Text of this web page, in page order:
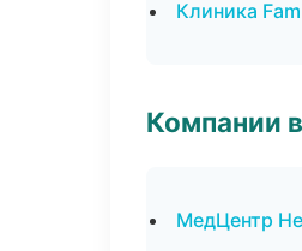
Клиника
Компании
МедЦентр